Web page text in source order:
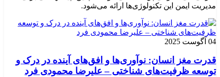
مدیریت ایمن این تکنولوژی‌ها ارائه می‌شود.
04 آگوست 2025
قدرت مغز انسان: نوآوری‌ها و افق‌های آینده در درک و
توسعه ظرفیت‌های شناختی – علیرضا محمودی فرد